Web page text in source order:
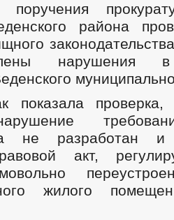
района
нарушения в
показала проверка,
не разработан
акт,
жилого